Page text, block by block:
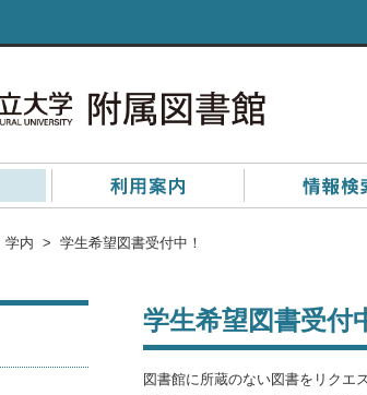
学内 > 学生希望図書受付中！
学生希望図書受付
図書館に所蔵のない図書をリクエ